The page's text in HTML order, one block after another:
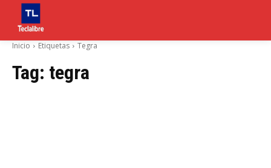
Inicio Etiquetas Tegra
Tag: tegra